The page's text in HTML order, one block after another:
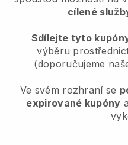
cílené
Sdílejte tyto
výběru
(doporučujeme
Ve svém rozhraní se
expirované kupóny